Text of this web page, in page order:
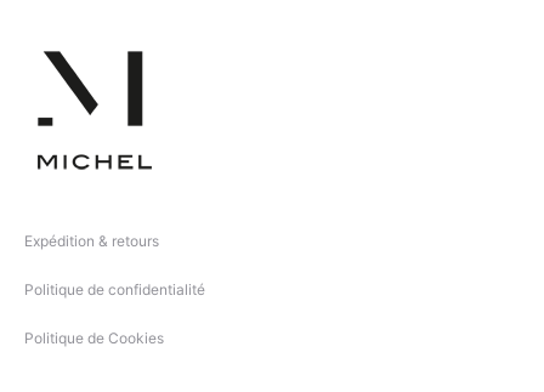
Expédition & retours
Politique de confidentialité
Politique de Cookies